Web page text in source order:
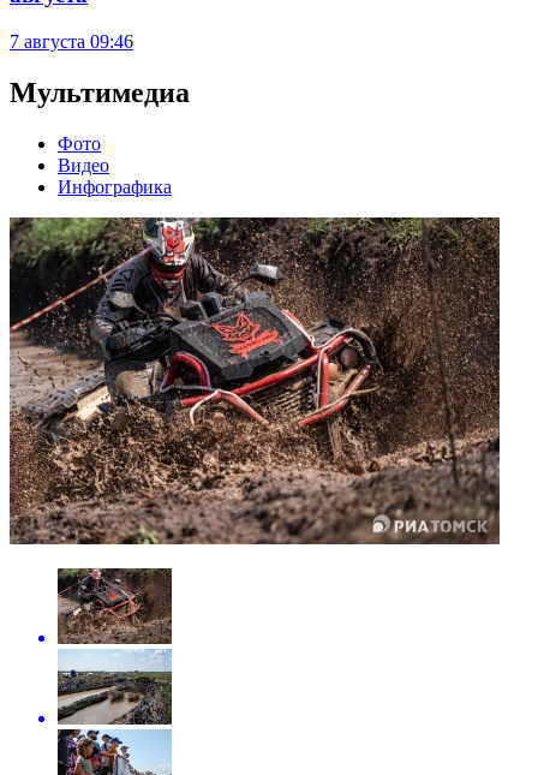
7 августа 09:46
Мультимедиа
Фото
Видео
Инфографика